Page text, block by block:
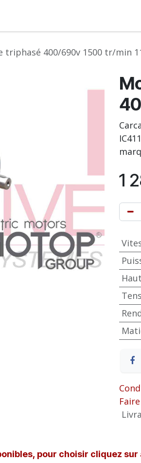
triphasé 400/690v 1500 tr/min
1
pour choisir cliquez